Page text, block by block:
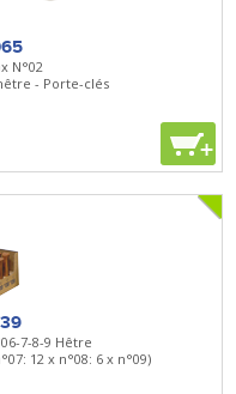
N°02
- Porte-clés
+
7-8-9 Hêtre
12 x n°08: 6 x n°09)